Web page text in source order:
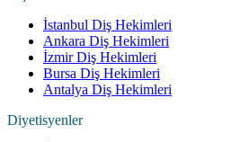
İstanbul Diş Hekimleri
Ankara Diş Hekimleri
İzmir Diş Hekimleri
Bursa Diş Hekimleri
Antalya Diş Hekimleri
Diyetisyenler